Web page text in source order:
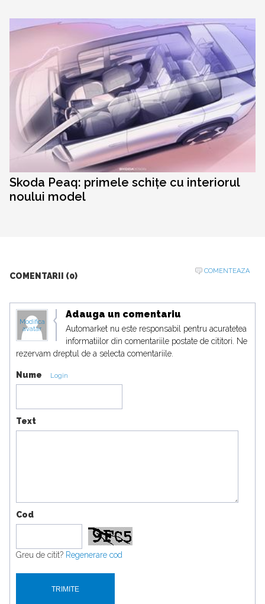
Skoda Peaq: primele schițe cu interiorul
noului model
COMENTARII (0)
COMENTEAZA
Modifica
avatar
Adauga un comentariu
Automarket nu este responsabil pentru acuratetea
informatiilor din comentariile postate de cititori. Ne
rezervam dreptul de a selecta comentariile.
Nume Login
Text
Cod
Greu de citit? Regenerare cod